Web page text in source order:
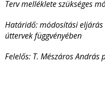
Terv melléklete szükséges
Határidő: módosítási
úttervek függvényében
Felelős: T. Mészáros András